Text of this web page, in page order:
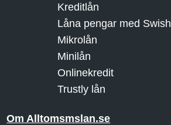
Kreditlån
Låna pengar med Swish
Mikrolån
Minilån
Onlinekredit
Trustly lån
Om Alltomsmslan.se